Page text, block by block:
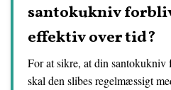
santokukniv
effektiv over tid?
For at sikre, at din
skal den slibes regelmæssigt